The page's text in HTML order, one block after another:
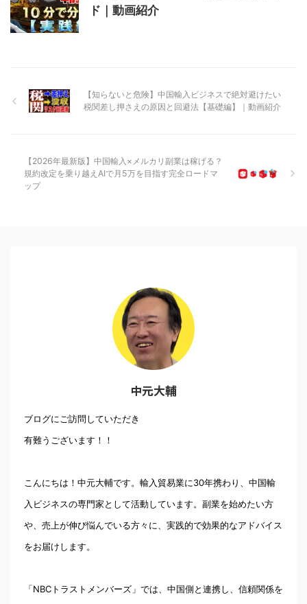
ド｜動画紹介
【知らないと危険】中国輸入ビジネスで絶対避けたい
税関差し押さえの原因と回避法【基礎編】｜動画紹介
【2026年最新版】中国輸入×メルカリ副業は稼げる？
規約改定を乗り越えAIで月5万を目指す完全ロードマ
ップ
中元大輔
ブログにご訪問していただき
有難うございます！！
こんにちは！中元大輔です。輸入貿易業に30年携わり、中国輸
入ビジネスの専門家として活動しています。副業を始めたい方
や、売上が伸び悩んでいる方々に、実践的で効果的なアドバイス
をお届けします。
「NBCトラストメンバーズ」では、中国側と連携し、信頼関係を